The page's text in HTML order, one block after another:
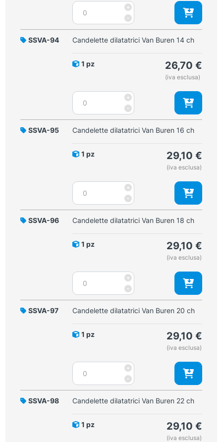
-
Candelette
dilatatrici
Van
Buren
quantità
+
SSVA-94 Candelette dilatatrici Van Buren 14 ch
1 pz 26,70 €
(iva esclusa)
-
Candelette
dilatatrici
Van
Buren
quantità
+
SSVA-95 Candelette dilatatrici Van Buren 16 ch
1 pz 29,10 €
(iva esclusa)
-
Candelette
dilatatrici
Van
Buren
quantità
+
SSVA-96 Candelette dilatatrici Van Buren 18 ch
1 pz 29,10 €
(iva esclusa)
-
Candelette
dilatatrici
Van
Buren
quantità
+
SSVA-97 Candelette dilatatrici Van Buren 20 ch
1 pz 29,10 €
(iva esclusa)
-
Candelette
dilatatrici
Van
Buren
quantità
+
SSVA-98 Candelette dilatatrici Van Buren 22 ch
1 pz 29,10 €
(iva esclusa)